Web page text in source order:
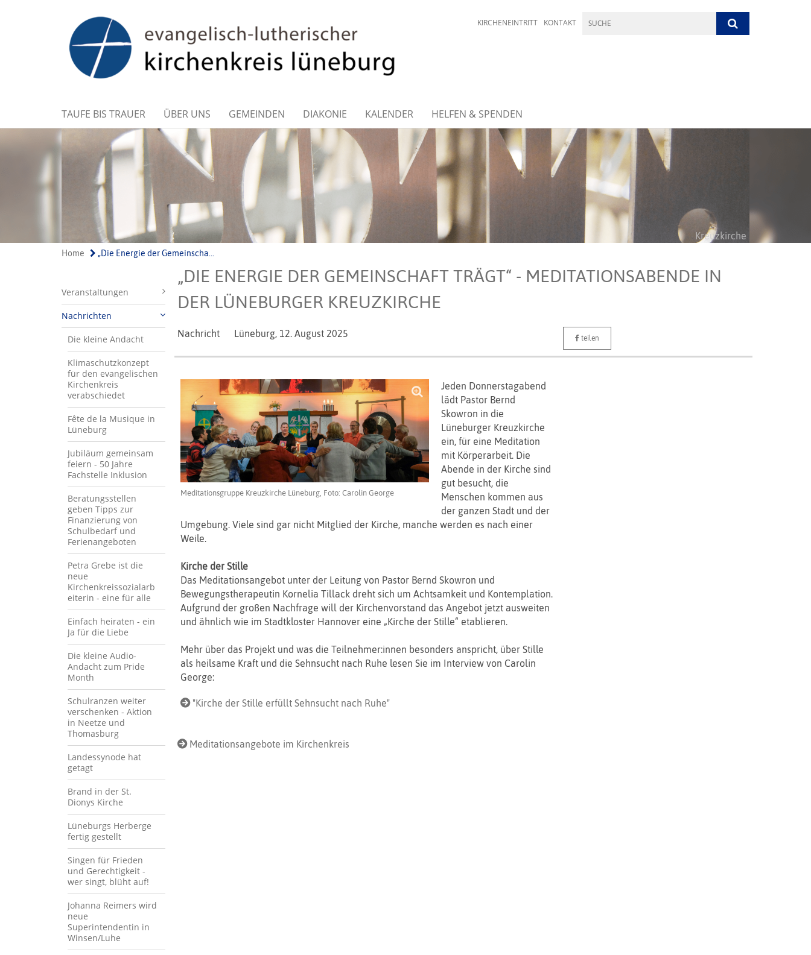
KIRCHENEINTRITT KONTAKT
TAUFE BIS TRAUER ÜBER UNS GEMEINDEN DIAKONIE KALENDER HELFEN & SPENDEN
Kreuzkirche
Home „Die Energie der Gemeinscha...
Veranstaltungen
Nachrichten
Die kleine Andacht
Klimaschutzkonzept
für den evangelischen
Kirchenkreis
verabschiedet
Fête de la Musique in
Lüneburg
Jubiläum gemeinsam
feiern - 50 Jahre
Fachstelle Inklusion
Beratungsstellen
geben Tipps zur
Finanzierung von
Schulbedarf und
Ferienangeboten
Petra Grebe ist die
neue
Kirchenkreissozialarb
eiterin - eine für alle
Einfach heiraten - ein
Ja für die Liebe
Die kleine Audio-
Andacht zum Pride
Month
Schulranzen weiter
verschenken - Aktion
in Neetze und
Thomasburg
Landessynode hat
getagt
Brand in der St.
Dionys Kirche
Lüneburgs Herberge
fertig gestellt
Singen für Frieden
und Gerechtigkeit -
wer singt, blüht auf!
Johanna Reimers wird
neue
Superintendentin in
Winsen/Luhe
„DIE ENERGIE DER GEMEINSCHAFT TRÄGT“ - MEDITATIONSABENDE IN
DER LÜNEBURGER KREUZKIRCHE
Nachricht Lüneburg, 12. August 2025 teilen
Meditationsgruppe Kreuzkirche Lüneburg, Foto: Carolin George
Jeden Donnerstagabend
lädt Pastor Bernd
Skowron in die
Lüneburger Kreuzkirche
ein, für eine Meditation
mit Körperarbeit. Die
Abende in der Kirche sind
gut besucht, die
Menschen kommen aus
der ganzen Stadt und der
Umgebung. Viele sind gar nicht Mitglied der Kirche, manche werden es nach einer
Weile.
Kirche der Stille
Das Meditationsangebot unter der Leitung von Pastor Bernd Skowron und
Bewegungstherapeutin Kornelia Tillack dreht sich um Achtsamkeit und Kontemplation.
Aufgrund der großen Nachfrage will der Kirchenvorstand das Angebot jetzt ausweiten
und ähnlich wie im Stadtkloster Hannover eine „Kirche der Stille“ etablieren.
Mehr über das Projekt und was die Teilnehmer:innen besonders anspricht, über Stille
als heilsame Kraft und die Sehnsucht nach Ruhe lesen Sie im Interview von Carolin
George:
"Kirche der Stille erfüllt Sehnsucht nach Ruhe"
Meditationsangebote im Kirchenkreis